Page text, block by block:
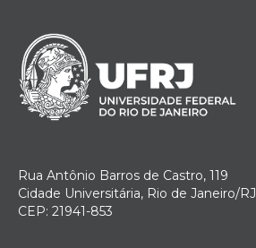
Rua Antônio Barros de Castro, 119
Cidade Universitária, Rio de Janeiro/RJ
CEP: 21941-853